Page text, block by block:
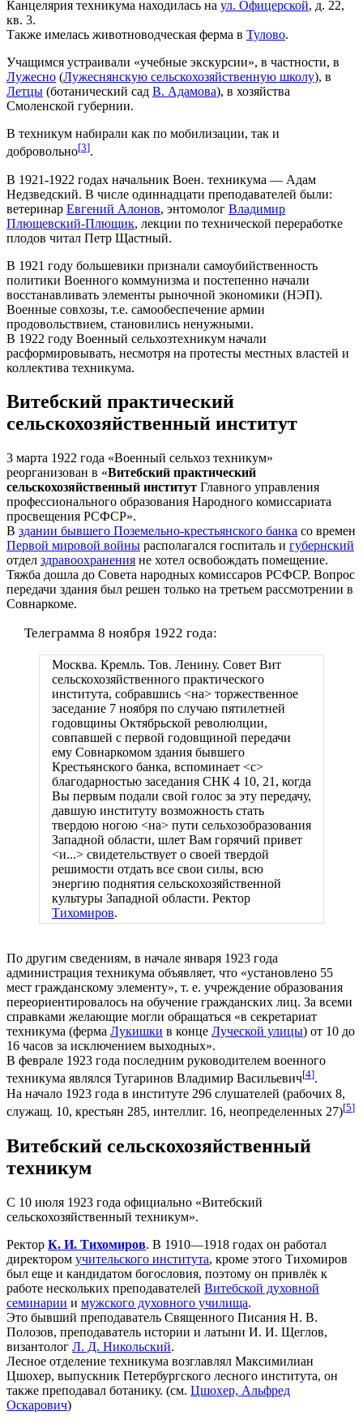
Канцелярия техникума находилась на ул. Офицерской, д. 22,
кв. 3.
Также имелась животноводческая ферма в Тулово.
Учащимся устраивали «учебные экскурсии», в частности, в
Лужесно (Лужеснянскую сельскохозяйственную школу), в
Летцы (ботанический сад В. Адамова), в хозяйства
Смоленской губернии.
В техникум набирали как по мобилизации, так и
добровольно[3].
В 1921-1922 годах начальник Воен. техникума — Адам
Недзведский. В числе одиннадцати преподавателей были:
ветеринар Евгений Алонов, энтомолог Владимир
Плющевский-Плющик, лекции по технической переработке
плодов читал Петр Щастный.
В 1921 году большевики признали самоубийственность
политики Военного коммунизма и постепенно начали
восстанавливать элементы рыночной экономики (НЭП).
Военные совхозы, т.е. самообеспечение армии
продовольствием, становились ненужными.
В 1922 году Военный сельхозтехникум начали
расформировывать, несмотря на протесты местных властей и
коллектива техникума.
Витебский практический
сельскохозяйственный институт
3 марта 1922 года «Военный сельхоз техникум»
реорганизован в «Витебский практический
сельскохозяйственный институт Главного управления
профессионального образования Народного комиссариата
просвещения РСФСР».
В здании бывшего Поземельно-крестьянского банка со времен
Первой мировой войны располагался госпиталь и губернский
отдел здравоохранения не хотел освобождать помещение.
Тяжба дошла до Совета народных комиссаров РСФСР. Вопрос
передачи здания был решен только на третьем рассмотрении в
Совнаркоме.
Телеграмма 8 ноября 1922 года:
Москва. Кремль. Тов. Ленину. Совет Вит
сельскохозяйственного практического
института, собравшись <на> торжественное
заседание 7 ноября по случаю пятилетней
годовщины Октябрьской революлции,
совпавшей с первой годовщиной передачи
ему Совнаркомом здания бывшего
Крестьянского банка, вспоминает <с>
благодарностью заседания СНК 4 10, 21, когда
Вы первым подали свой голос за эту передачу,
давшую институту возможность стать
твердою ногою <на> пути сельхозобразования
Западной области, шлет Вам горячий привет
<и...> свидетельствует о своей твердой
решимости отдать все свои силы, всю
энергию поднятия сельскохозяйственной
культуры Западной области. Ректор
Тихомиров.
По другим сведениям, в начале января 1923 года
администрация техникума объявляет, что «установлено 55
мест гражданскому элементу», т. е. учреждение образования
переориентировалось на обучение гражданских лиц. За всеми
справками желающие могли обращаться «в секретариат
техникума (ферма Лукишки в конце Луческой улицы) от 10 до
16 часов за исключением выходных».
В феврале 1923 года последним руководителем военного
техникума являлся Тугаринов Владимир Васильевич[4].
На начало 1923 года в институте 296 слушателей (рабочих 8,
служащ. 10, крестьян 285, интеллиг. 16, неопределенных 27)[5]
Витебский сельскохозяйственный
техникум
С 10 июля 1923 года официально «Витебский
сельскохозяйственный техникум».
Ректор К. И. Тихомиров. В 1910—1918 годах он работал
директором учительского института, кроме этого Тихомиров
был еще и кандидатом богословия, поэтому он привлёк к
работе нескольких преподавателей Витебской духовной
семинарии и мужского духовного училища.
Это бывший преподаватель Священного Писания Н. В.
Полозов, преподаватель истории и латыни И. И. Щеглов,
византолог Л. Д. Никольский.
Лесное отделение техникума возглавлял Максимилиан
Цшохер, выпускник Петербургского лесного института, он
также преподавал ботанику. (см. Цшохер, Альфред
Оскарович)